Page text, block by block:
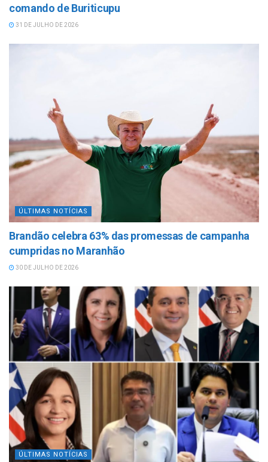
comando de Buriticupu
31 DE JULHO DE 2026
ÚLTIMAS NOTÍCIAS
Brandão celebra 63% das promessas de campanha
cumpridas no Maranhão
30 DE JULHO DE 2026
ÚLTIMAS NOTÍCIAS